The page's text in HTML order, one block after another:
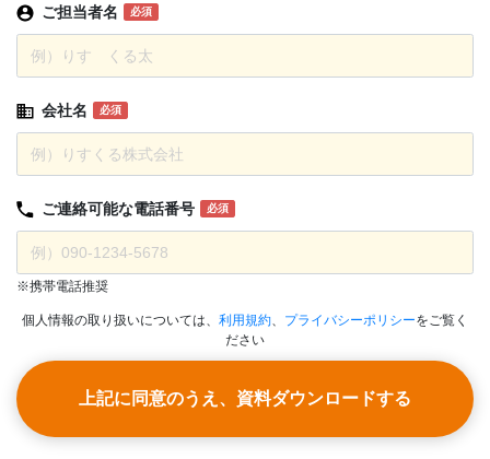
ご担当者名 必須
会社名 必須
ご連絡可能な電話番号 必須
※携帯電話推奨
個人情報の取り扱いについては、 利用規約、 プライバシーポリシーをご覧く
ださい
上記に同意のうえ、資料ダウンロードする